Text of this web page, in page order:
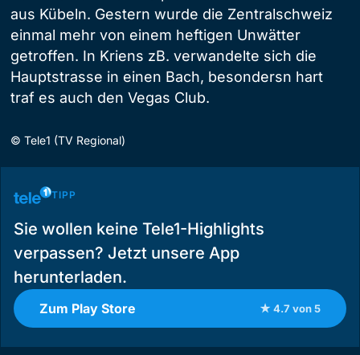
aus Kübeln. Gestern wurde die Zentralschweiz
einmal mehr von einem heftigen Unwätter
getroffen. In Kriens zB. verwandelte sich die
Hauptstrasse in einen Bach, besondersn hart
traf es auch den Vegas Club.
© Tele1 (TV Regional)
TIPP
Sie wollen keine Tele1-Highlights
verpassen? Jetzt unsere App
herunterladen.
Zum Play Store ★ 4.7 von 5